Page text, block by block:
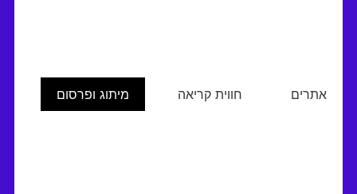
אתרים חווית קריאה מיתוג ופרסום